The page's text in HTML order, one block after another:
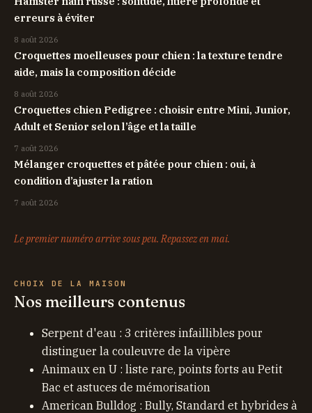
erreurs à éviter
8 août 2026
Croquettes moelleuses pour chien : la texture tendre
aide, mais la composition décide
8 août 2026
Croquettes chien Pedigree : choisir entre Mini, Junior,
Adult et Senior selon l’âge et la taille
7 août 2026
Mélanger croquettes et pâtée pour chien : oui, à
condition d’ajuster la ration
7 août 2026
Le premier numéro arrive sous peu. Repassez en mai.
CHOIX DE LA MAISON
Nos meilleurs contenus
Serpent d'eau : 3 critères infaillibles pour
distinguer la couleuvre de la vipère
Animaux en U : liste rare, points forts au Petit
Bac et astuces de mémorisation
American Bulldog : Bully, Standard et hybrides à